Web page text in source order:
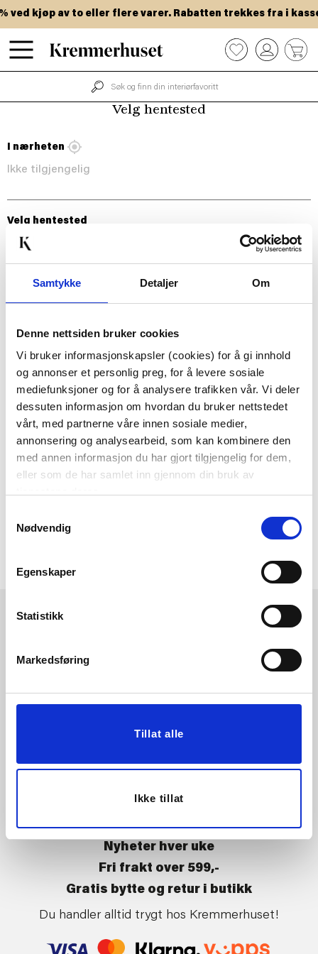
Samtykke Detaljer Om
Denne nettsiden bruker cookies
Vi bruker informasjonskapsler (cookies) for å gi innhold
og annonser et personlig preg, for å levere sosiale
mediefunksjoner og for å analysere trafikken vår. Vi deler
dessuten informasjon om hvordan du bruker nettstedet
vårt, med partnerne våre innen sosiale medier,
annonsering og analysearbeid, som kan kombinere den
med annen informasjon du har gjort tilgjengelig for dem,
eller som de har samlet inn gjennom din bruk av
Nødvendig
Egenskaper
Statistikk
Markedsføring
Tillat alle
Ikke tillat
Hopp
til
hovedinnhold
ved kjøp av to eller flere varer. Rabatten trekkes fra i
0
Velg hentested
I nærheten
Ikke tilgjengelig
Velg hentested
BLI MED!
Som medlem i kundeklubben vår får du
alltid laveste prisogmange fristende
tilbud!
BLI MEDLEM
Følg oss gjerne på
sosiale medier!
Kundeklubb Tilbakekalling av varer
Handle på nett
Betaling og levering
Nyheter hver uke
Fri frakt over 599,-
Gratis bytte og retur i butikk
Du handler alltid trygt hos Kremmerhuset!